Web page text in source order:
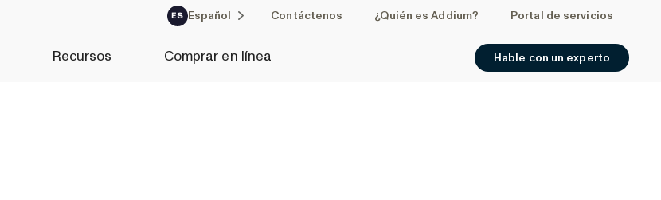
ES Español Contáctenos ¿Quién es Addium? Portal de servicios
Recursos Comprar en línea Hable con un experto